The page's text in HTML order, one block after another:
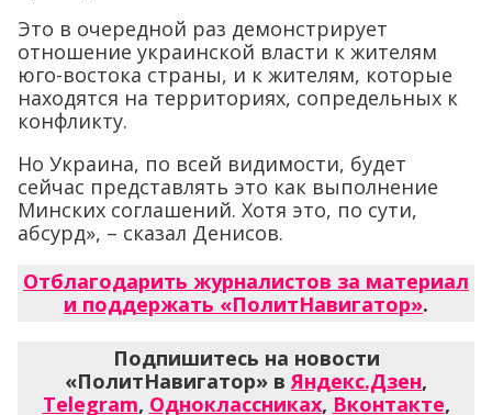
Это в очередной раз демонстрирует
отношение украинской власти к жителям
юго-востока страны, и к жителям, которые
находятся на территориях, сопредельных к
конфликту.
Но Украина, по всей видимости, будет
сейчас представлять это как выполнение
Минских соглашений. Хотя это, по сути,
абсурд», – сказал Денисов.
Отблагодарить журналистов за материал
и поддержать «ПолитНавигатор».
Подпишитесь на новости
«ПолитНавигатор» вЯндекс.Дзен,
Telegram, Одноклассниках, Вконтакте,